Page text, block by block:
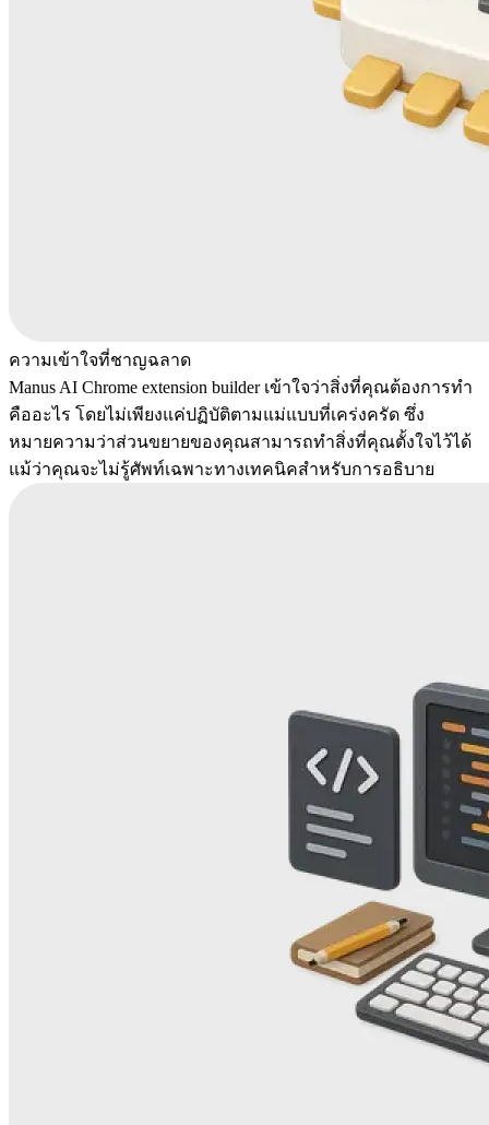
ความเข้าใจที่ชาญฉลาด
Manus AI Chrome extension builder เข้าใจว่าสิ่งที่คุณต้องการทำ
คืออะไร โดยไม่เพียงแค่ปฏิบัติตามแม่แบบที่เคร่งครัด ซึ่ง
หมายความว่าส่วนขยายของคุณสามารถทำสิ่งที่คุณตั้งใจไว้ได้
แม้ว่าคุณจะไม่รู้ศัพท์เฉพาะทางเทคนิคสำหรับการอธิบาย